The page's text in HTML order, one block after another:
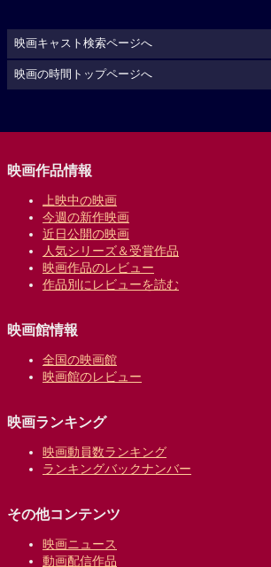
映画キャスト検索ページへ
映画の時間トップページへ
映画作品情報
上映中の映画
今週の新作映画
近日公開の映画
人気シリーズ＆受賞作品
映画作品のレビュー
作品別にレビューを読む
映画館情報
全国の映画館
映画館のレビュー
映画ランキング
映画動員数ランキング
ランキングバックナンバー
その他コンテンツ
映画ニュース
動画配信作品